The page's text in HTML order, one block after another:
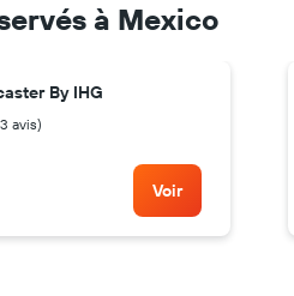
à Mexico
By IHG
avis)
Voir